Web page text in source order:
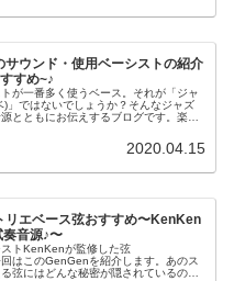
サウンド・使用ベーシストの紹介
すめ~♪
が一番多く使うベース。それが「ジャ
)」ではないでしょうか？そんなジャズ
とともにお伝えするブログです。楽し
2020.04.15
リエベース弦おすすめ〜KenKen
音源♪〜
トKenKenが監修した弦
回はこのGenGenを紹介します。あのス
弦にはどんな秘密が隠されているので